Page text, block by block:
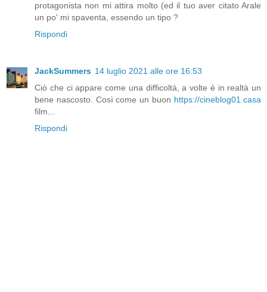
protagonista non mi attira molto (ed il tuo aver citato Arale
un po' mi spaventa, essendo un tipo ?
Rispondi
JackSummers 14 luglio 2021 alle ore 16:53
Ciò che ci appare come una difficoltà, a volte è in realtà un
bene nascosto. Così come un buon https://cineblog01.casa
film...
Rispondi